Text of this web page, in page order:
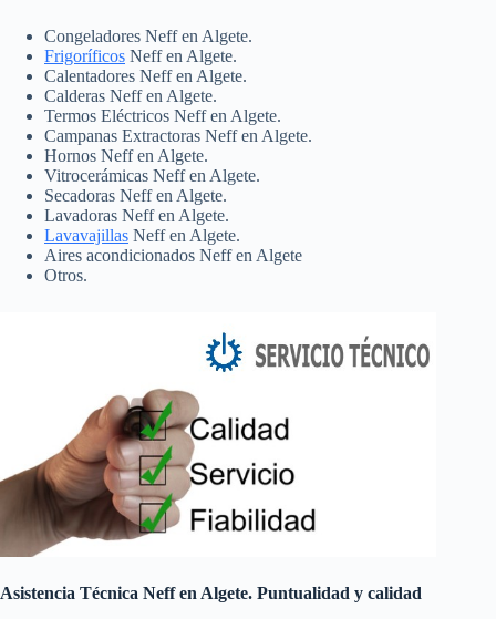
Congeladores Neff en Algete.
Frigoríficos Neff en Algete.
Calentadores Neff en Algete.
Calderas Neff en Algete.
Termos Eléctricos Neff en Algete.
Campanas Extractoras Neff en Algete.
Hornos Neff en Algete.
Vitrocerámicas Neff en Algete.
Secadoras Neff en Algete.
Lavadoras Neff en Algete.
Lavavajillas Neff en Algete.
Aires acondicionados Neff en Algete
Otros.
Asistencia Técnica Neff en Algete. Puntualidad y calidad